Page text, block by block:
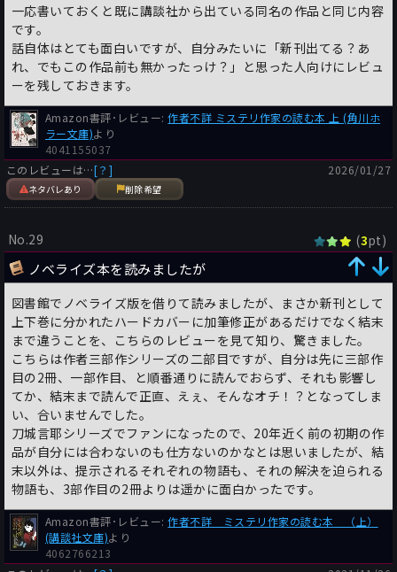
一応書いておくと既に講談社から出ている同名の作品と同じ内容
です。
話自体はとても面白いですが、自分みたいに「新刊出てる？あ
れ、でもこの作品前も無かったっけ？」と思った人向けにレビュ
ーを残しておきます。
Amazon書評･レビュー:作者不詳 ミステリ作家の読む本 上 (角川ホ
ラー文庫)より
4041155037
このレビューは…[？]
ネタバレあり 削除希望
2026/01/27
No.29 (3pt)
ノベライズ本を読みましたが
図書館でノベライズ版を借りて読みましたが、まさか新刊として
上下巻に分かれたハードカバーに加筆修正があるだけでなく結末
まで違うことを、こちらのレビューを見て知り、驚きました。
こちらは作者三部作シリーズの二部目ですが、自分は先に三部作
目の2冊、一部作目、と順番通りに読んでおらず、それも影響し
てか、結末まで読んで正直、えぇ、そんなオチ！？となってしま
い、合いませんでした。
刀城言耶シリーズでファンになったので、20年近く前の初期の作
品が自分には合わないのも仕方ないのかなとは思いましたが、結
末以外は、提示されるそれぞれの物語も、それの解決を迫られる
物語も、3部作目の2冊よりは遥かに面白かったです。
Amazon書評･レビュー:作者不詳 ミステリ作家の読む本 （上）
(講談社文庫)より
4062766213